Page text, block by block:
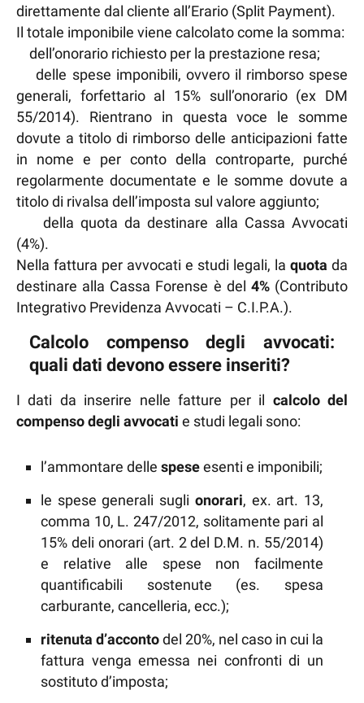
direttamente dal cliente all’Erario (Split Payment).
Il totale imponibile viene calcolato come la somma:
dell’onorario richiesto per la prestazione resa;
delle spese imponibili, ovvero il rimborso spese
generali, forfettario al 15% sull’onorario (ex DM
55/2014). Rientrano in questa voce le somme
dovute a titolo di rimborso delle anticipazioni fatte
in nome e per conto della controparte, purché
regolarmente documentate e le somme dovute a
titolo di rivalsa dell’imposta sul valore aggiunto;
della quota da destinare alla Cassa Avvocati
(4%).
Nella fattura per avvocati e studi legali, la quota da
destinare alla Cassa Forense è del 4% (Contributo
Integrativo Previdenza Avvocati – C.I.P.A.).
Calcolo compenso degli avvocati:
quali dati devono essere inseriti?
I dati da inserire nelle fatture per il calcolo del
compenso degli avvocati e studi legali sono:
l’ammontare delle speseesenti e imponibili;
le spese generali sugli onorari, ex. art. 13,
comma 10, L. 247/2012, solitamente pari al
15% deli onorari (art. 2 del D.M. n. 55/2014)
e relative alle spese non facilmente
quantificabili sostenute (es. spesa
carburante, cancelleria, ecc.);
ritenuta d’accontodel 20%, nel caso in cui la
fattura venga emessa nei confronti di un
sostituto d’imposta;